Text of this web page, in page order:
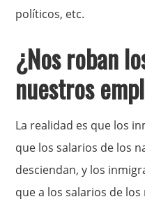
políticos, etc.
¿Nos roban
nuestros
La realidad es que los
que los salarios de los
desciendan, y los
que a los salarios de